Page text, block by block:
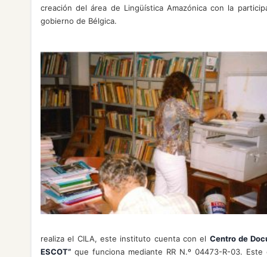
creación del área de Lingüística Amazónica con la
gobierno de Bélgica.
realiza el CILA, este instituto cuenta con el Centro de
ESCOT” que funciona mediante RR N.º 04473-R-03.